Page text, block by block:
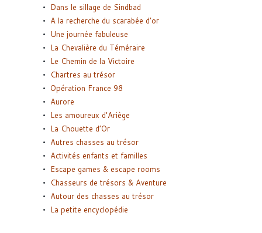
Dans le sillage de Sindbad
A la recherche du scarabée d’or
Une journée fabuleuse
La Chevalière du Téméraire
Le Chemin de la Victoire
Chartres au trésor
Opération France 98
Aurore
Les amoureux d’Ariège
La Chouette d’Or
Autres chasses au trésor
Activités enfants et familles
Escape games & escape rooms
Chasseurs de trésors & Aventure
Autour des chasses au trésor
La petite encyclopédie